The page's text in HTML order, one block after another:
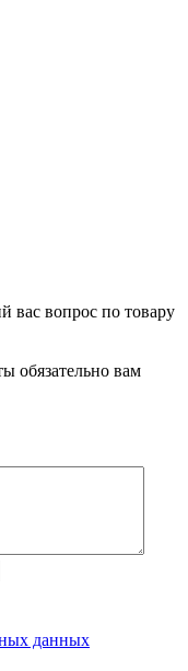
вас вопрос по товару
обязательно вам
данных